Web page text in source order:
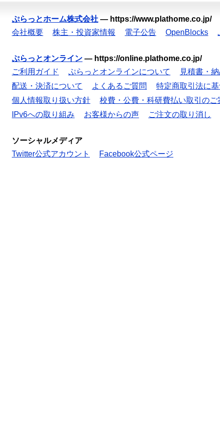
ぷらっとホーム株式会社 — https://www.plathome.co.jp/
会社概要
株主・投資家情報 電子公告 OpenBlocks
ぷらっとオンライン — https://online.plathome.co.jp/
ご利用ガイド
ぷらっとオンラインについて
見積書・
配送・決済について
よくあるご質問
特定商取引法に
個人情報取り扱い方針
校費・公費・科研費払い取引のご
IPv6への取り組み
お客様からの声 ご注文の取り消し
ソーシャルメディア
Twitter公式アカウント
Facebook公式ページ